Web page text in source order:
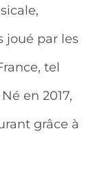
joué par les
tel
en 2017,
grâce à